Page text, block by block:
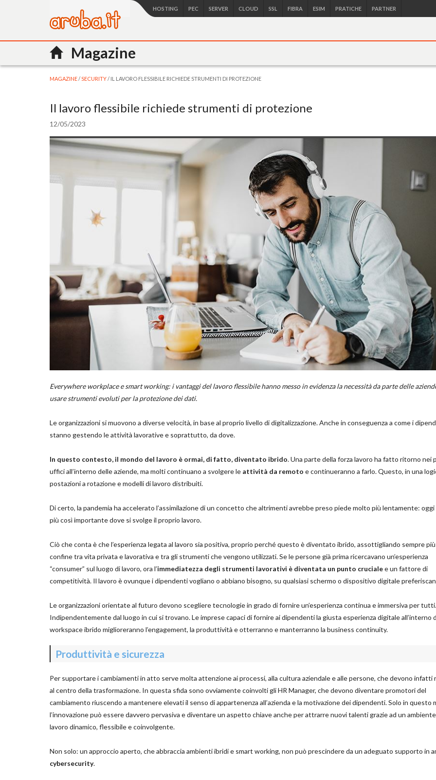
HOSTING PEC SERVER CLOUD SSL FIBRA ESIM PRATICHE PARTNER
Magazine
MAGAZINE/SECURITY/ IL LAVORO FLESSIBILE RICHIEDE STRUMENTI DI PROTEZIONE
Il lavoro flessibile richiede strumenti di protezione
12/05/2023
Everywhere workplace e smart working: i vantaggi del lavoro flessibile hanno messo in evidenza la necessità da parte delle
usare strumenti evoluti per la protezione dei dati.
Le organizzazioni si muovono a diverse velocità, in base al proprio livello di digitalizzazione. Anche in conseguenza a come i
stanno gestendo le attività lavorative e soprattutto, da dove.
In questo contesto, il mondo del lavoro è ormai, di fatto, diventato ibrido. Una parte della forza lavoro ha fatto ritorno nei
uffici all’interno delle aziende, ma molti continuano a svolgere le attività da remoto e continueranno a farlo. Questo, in una
postazioni a rotazione e modelli di lavoro distribuiti.
Di certo, la pandemia ha accelerato l’assimilazione di un concetto che altrimenti avrebbe preso piede molto più lentamente: oggi
più così importante dove si svolge il proprio lavoro.
Ciò che conta è che l’esperienza legata al lavoro sia positiva, proprio perché questo è diventato ibrido, assottigliando sempre più
confine tra vita privata e lavorativa e tra gli strumenti che vengono utilizzati. Se le persone già prima ricercavano un’esperienza
“consumer” sul luogo di lavoro, ora l’immediatezza degli strumenti lavorativi è diventata un punto crucialee un fattore di
competitività. Il lavoro è ovunque i dipendenti vogliano o abbiano bisogno, su qualsiasi schermo o dispositivo digitale
Le organizzazioni orientate al futuro devono scegliere tecnologie in grado di fornire un’esperienza continua e immersiva per tutti.
Indipendentemente dal luogo in cui si trovano. Le imprese capaci di fornire ai dipendenti la giusta esperienza digitale all’interno
workspace ibrido miglioreranno l’engagement, la produttività e otterranno e manterranno la business continuity.
Produttività e sicurezza
Per supportare i cambiamenti in atto serve molta attenzione ai processi, alla cultura aziendale e alle persone, che devono infatti
al centro della trasformazione. In questa sfida sono ovviamente coinvolti gli HR Manager, che devono diventare promotori del
cambiamento riuscendo a mantenere elevati il senso di appartenenza all’azienda e la motivazione dei dipendenti. Solo in questo
l’innovazione può essere davvero pervasiva e diventare un aspetto chiave anche per attrarre nuovi talenti grazie ad un
lavoro dinamico, flessibile e coinvolgente.
Non solo: un approccio aperto, che abbraccia ambienti ibridi e smart working, non può prescindere da un adeguato supporto in
cybersecurity.